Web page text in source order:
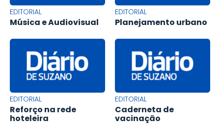
EDITORIAL
Música e Audiovisual
EDITORIAL
Planejamento urbano
EDITORIAL
Reforço na rede
hoteleira
EDITORIAL
Caderneta de
vacinação